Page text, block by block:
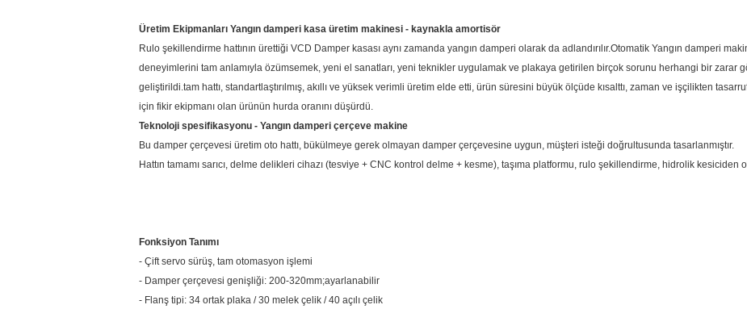
Üretim Ekipmanları Yangın damperi kasa üretim makinesi - kaynakla amortisör
Rulo şekillendirme hattının ürettiği VCD Damper kasası aynı zamanda yangın damperi olarak da adlandırılır.Otomatik Yangın damperi
deneyimlerini tam anlamıyla özümsemek, yeni el sanatları, yeni teknikler uygulamak ve plakaya getirilen birçok sorunu herhangi bir zarar
geliştirildi.tam hattı, standartlaştırılmış, akıllı ve yüksek verimli üretim elde etti, ürün süresini büyük ölçüde kısalttı, zaman ve işçilikten
için fikir ekipmanı olan ürünün hurda oranını düşürdü.
Teknoloji spesifikasyonu - Yangın damperi çerçeve makine
Bu damper çerçevesi üretim oto hattı, bükülmeye gerek olmayan damper çerçevesine uygun, müşteri isteği doğrultusunda tasarlanmıştır.
Hattın tamamı sarıcı, delme delikleri cihazı (tesviye + CNC kontrol delme + kesme), taşıma platformu, rulo şekillendirme, hidrolik kesiciden
Fonksiyon Tanımı
- Çift servo sürüş, tam otomasyon işlemi
- Damper çerçevesi genişliği: 200-320mm;ayarlanabilir
- Flanş tipi: 34 ortak plaka / 30 melek çelik / 40 açılı çelik